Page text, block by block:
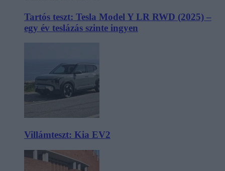
Tartós teszt: Tesla Model Y LR RWD (2025) –
egy év teslázás szinte ingyen
Villámteszt: Kia EV2